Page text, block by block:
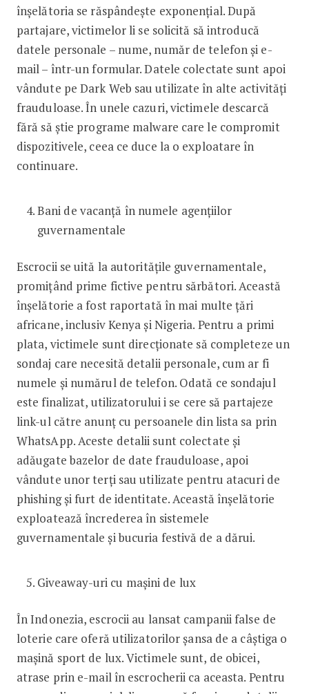
înșelătoria se răspândește exponențial. După
partajare, victimelor li se solicită să introducă
datele personale – nume, număr de telefon și e-
mail – într-un formular. Datele colectate sunt apoi
vândute pe Dark Web sau utilizate în alte activități
frauduloase. În unele cazuri, victimele descarcă
fără să știe programe malware care le compromit
dispozitivele, ceea ce duce la o exploatare în
continuare.
Bani de vacanță în numele agențiilor
guvernamentale
Escrocii se uită la autoritățile guvernamentale,
promițând prime fictive pentru sărbători. Această
înșelătorie a fost raportată în mai multe țări
africane, inclusiv Kenya și Nigeria. Pentru a primi
plata, victimele sunt direcționate să completeze un
sondaj care necesită detalii personale, cum ar fi
numele și numărul de telefon. Odată ce sondajul
este finalizat, utilizatorului i se cere să partajeze
link-ul către anunț cu persoanele din lista sa prin
WhatsApp. Aceste detalii sunt colectate și
adăugate bazelor de date frauduloase, apoi
vândute unor terți sau utilizate pentru atacuri de
phishing și furt de identitate. Această înșelătorie
exploatează încrederea în sistemele
guvernamentale și bucuria festivă de a dărui.
Giveaway-uri cu mașini de lux
În Indonezia, escrocii au lansat campanii false de
loterie care oferă utilizatorilor șansa de a câștiga o
mașină sport de lux. Victimele sunt, de obicei,
atrase prin e-mail în escrocherii ca aceasta. Pentru